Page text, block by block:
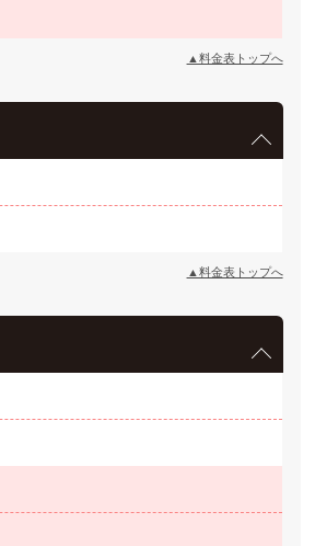
▲料金表トップへ
▲料金表トップへ